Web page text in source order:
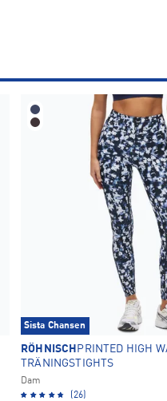
Sista Chansen
RÖHNISCH PRINTED HIGH
TRÄNINGSTIGHTS
Dam
(26)